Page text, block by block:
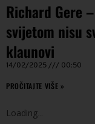
Richard Gere
svijetom nisu
klaunovi
14/02/2025 00:50
PROČITAJTE VIŠE »
Loading